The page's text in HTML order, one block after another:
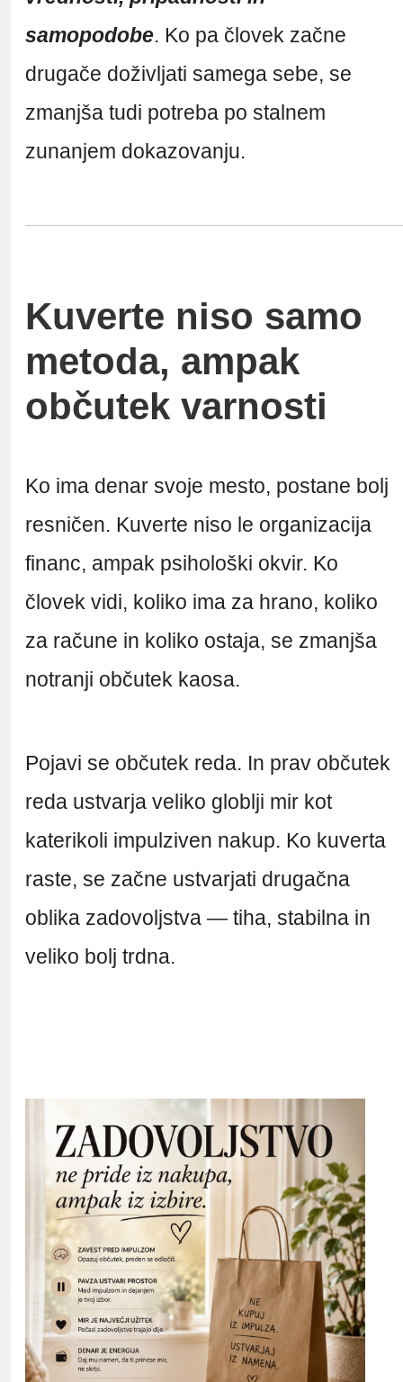
samopodobe. Ko pa človek začne
drugače doživljati samega sebe, se
zmanjša tudi potreba po stalnem
zunanjem dokazovanju.
Kuverte niso samo
metoda, ampak
občutek varnosti
Ko ima denar svoje mesto, postane bolj
resničen. Kuverte niso le organizacija
financ, ampak psihološki okvir. Ko
človek vidi, koliko ima za hrano, koliko
za račune in koliko ostaja, se zmanjša
notranji občutek kaosa.
Pojavi se občutek reda. In prav občutek
reda ustvarja veliko globlji mir kot
katerikoli impulziven nakup. Ko kuverta
raste, se začne ustvarjati drugačna
oblika zadovoljstva — tiha, stabilna in
veliko bolj trdna.